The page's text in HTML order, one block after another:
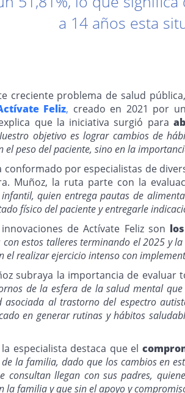
a 14 años esta
creciente problema de salud
Feliz, creado en 2021 por
que la iniciativa surgió para
objetivo es lograr cambios de
el peso del paciente, sino en la
conformado por especialistas de
Muñoz, la ruta parte con la
quien entrega pautas de
físico del paciente y entregarle
de Actívate Feliz son
con estos talleres terminando el 2025 y
el realizar ejercicio intenso con
subraya la importancia de evaluar
de la esfera de la salud mental
asociada al trastorno del espectro
en generar rutinas y hábitos
especialista destaca que el
la familia, dado que los cambios en
consultan llegan con sus padres,
la familia y que sin el apoyo y